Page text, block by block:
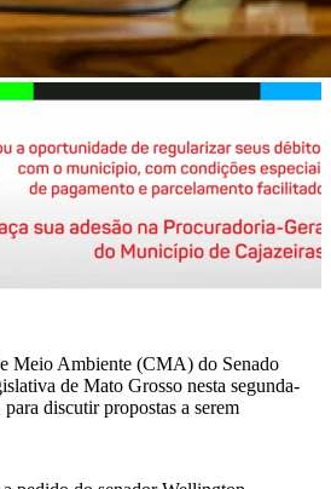
Meio Ambiente (CMA) do Senado
de Mato Grosso nesta segunda-
discutir propostas a serem